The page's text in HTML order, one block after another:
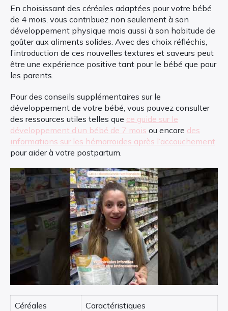
En choisissant des céréales adaptées pour votre bébé
de 4 mois, vous contribuez non seulement à son
développement physique mais aussi à son habitude de
goûter aux aliments solides. Avec des choix réfléchis,
l’introduction de ces nouvelles textures et saveurs peut
être une expérience positive tant pour le bébé que pour
les parents.
Pour des conseils supplémentaires sur le
développement de votre bébé, vous pouvez consulter
des ressources utiles telles que ce guide sur le
développement d’un bébé de 7 mois ou encore des
informations sur les hémorroïdes après l’accouchement
pour aider à votre postpartum.
Céréales
Caractéristiques